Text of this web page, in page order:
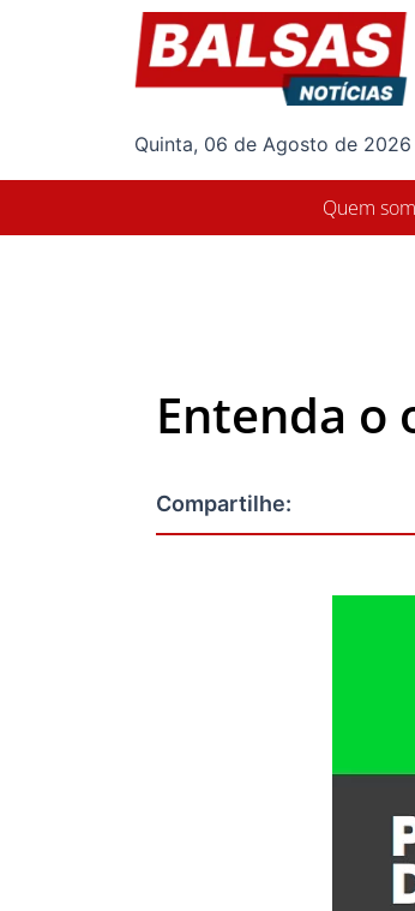
Quinta, 06 de Agosto de 2026
Quem
Entenda o